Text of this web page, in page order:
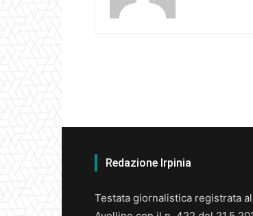
Redazione Irpinia
Testata giornalistica registrata